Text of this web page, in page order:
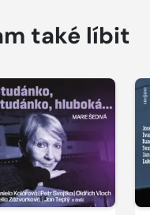
také líbit
Přehrát
ukázku